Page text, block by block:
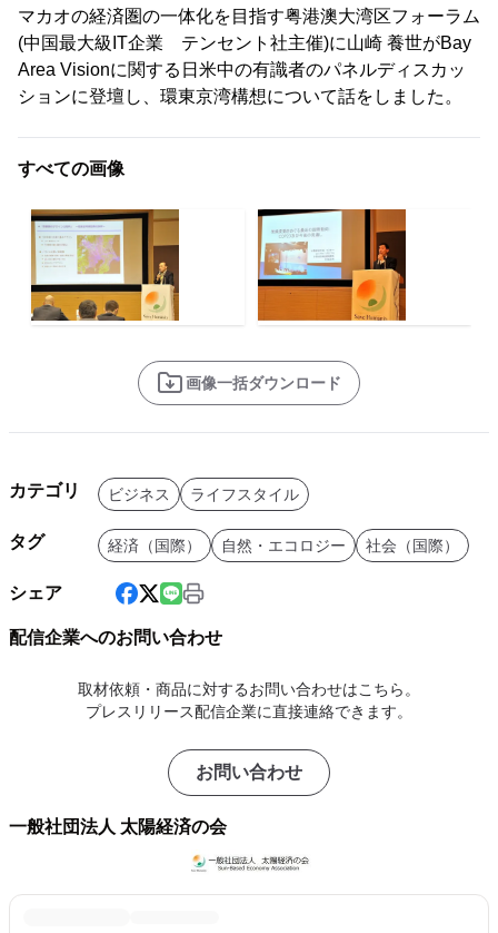
マカオの経済圏の一体化を目指す粤港澳大湾区フォーラム
(中国最大級IT企業 テンセント社主催)に山崎 養世がBay
Area Visionに関する日米中の有識者のパネルディスカッ
ションに登壇し、環東京湾構想について話をしました。
すべての画像
画像一括ダウンロード
カテゴリ ビジネス ライフスタイル
タグ 経済（国際） 自然・エコロジー 社会（国際）
シェア
配信企業へのお問い合わせ
取材依頼・商品に対するお問い合わせはこちら。
プレスリリース配信企業に直接連絡できます。
お問い合わせ
一般社団法人 太陽経済の会